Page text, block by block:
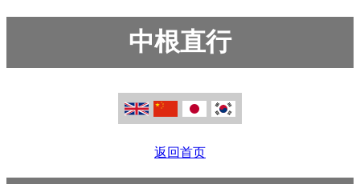
中根直行
返回首页